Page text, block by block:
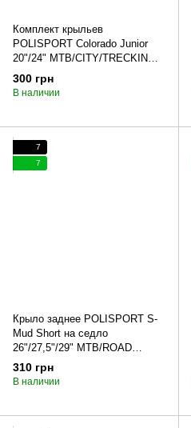
Комплект крыльев
POLISPORT Colorado Junior
20"/24" MTB/CITY/TRECKING
черный
300 грн
В наличии
7
7
Крыло заднее POLISPORT S-
Mud Short на седло
26"/27,5"/29" MTB/ROAD
черный
310 грн
В наличии